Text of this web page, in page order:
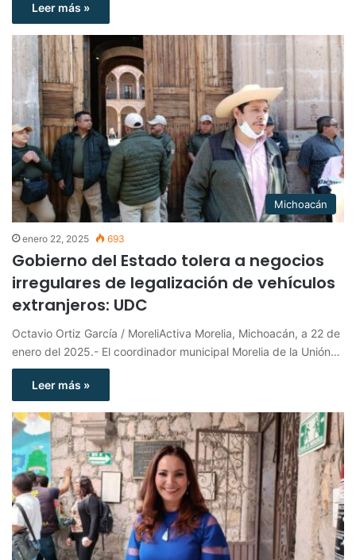
Leer más »
Michoacán
enero 22, 2025 693
Gobierno del Estado tolera a negocios
irregulares de legalización de vehículos
extranjeros: UDC
Octavio Ortiz García / MoreliActiva Morelia, Michoacán, a 22 de
enero del 2025.- El coordinador municipal Morelia de la Unión…
Leer más »